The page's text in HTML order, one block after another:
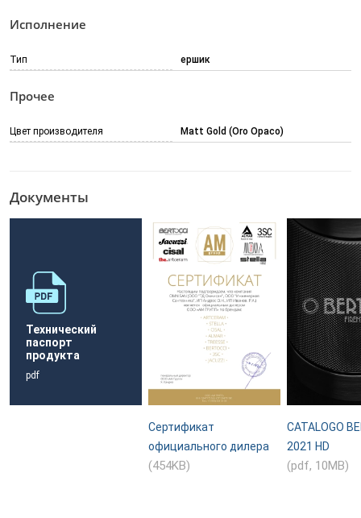
Исполнение
Тип ершик
Прочее
Цвет производителя Matt Gold (Oro Opaco)
Документы
Технический
паспорт
продукта
pdf
Сертификат
официального дилера
(454KB)
CATALOGO
2021 HD
(pdf, 10MB)